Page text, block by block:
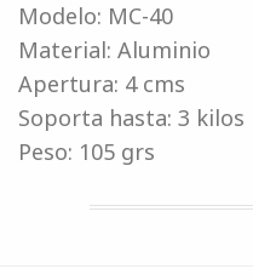
Modelo: MC-40
Material: Aluminio
Apertura: 4 cms
Soporta hasta: 3 kilos
Peso: 105 grs